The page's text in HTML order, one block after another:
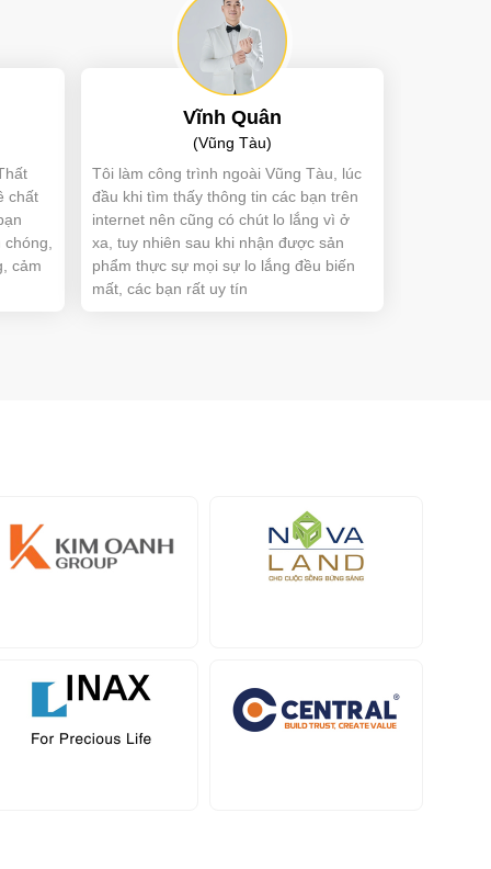
chất
cảm
Vĩnh Quân
(Vũng Tàu)
Tôi làm công trình ngoài Vũng Tàu, lúc
đầu khi tìm thấy thông tin các bạn trên
internet nên cũng có chút lo lắng vì ở
xa, tuy nhiên sau khi nhận được sản
phẩm thực sự mọi sự lo lắng đều biến
mất, các bạn rất uy tín